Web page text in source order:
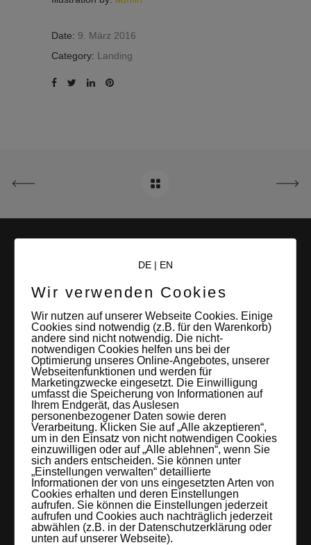
Date: 9. März 2016
Category: Landing
LEIPZIGS MIETSTUDIO
Hier lassen sich Foto- und Videoproduktionen aller Art in
entspannter Loftatmosphäre realisieren. Alles da, was man
braucht: Technik, Platz, Couch und Kaffee. Folgt uns!
Letzte Beiträge
60 Jahre WG UNITAS eG [Scholz & Heinz]
9. Oktober 2017
DE| EN
Wir verwenden Cookies
Wir nutzen auf unserer Webseite Cookies. Einige
Cookies sind notwendig (z.B. für den Warenkorb)
andere sind nicht notwendig. Die nicht-
notwendigen Cookies helfen uns bei der
Optimierung unseres Online-Angebotes, unserer
Webseitenfunktionen und werden für
Marketingzwecke eingesetzt. Die Einwilligung
umfasst die Speicherung von Informationen auf
Ihrem Endgerät, das Auslesen
personenbezogener Daten sowie deren
Verarbeitung. Klicken Sie auf „Alle akzeptieren“,
um in den Einsatz von nicht notwendigen Cookies
einzuwilligen oder auf „Alle ablehnen“, wenn Sie
sich anders entscheiden. Sie können unter
„Einstellungen verwalten“ detaillierte
Informationen der von uns eingesetzten Arten von
Cookies erhalten und deren Einstellungen
aufrufen. Sie können die Einstellungen jederzeit
aufrufen und Cookies auch nachträglich jederzeit
abwählen (z.B. in der Datenschutzerklärung oder
unten auf unserer Webseite).